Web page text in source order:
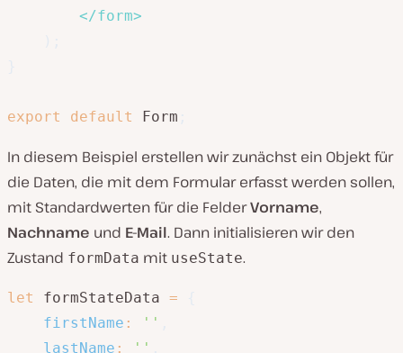
</form>
export default Form
In diesem Beispiel erstellen wir zunächst ein Objekt für
die Daten, die mit dem Formular erfasst werden sollen,
mit Standardwerten für die FelderVorname,
Nachname und E-Mail. Dann initialisieren wir den
Zustand formData mit useState.
let formStateData =
firstName : ''
lastName : ''